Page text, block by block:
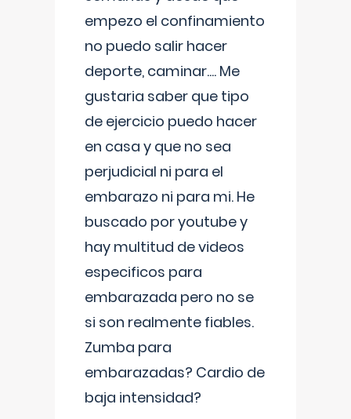
empezo el confinamiento
no puedo salir hacer
deporte, caminar.... Me
gustaria saber que tipo
de ejercicio puedo hacer
en casa y que no sea
perjudicial ni para el
embarazo ni para mi. He
buscado por youtube y
hay multitud de videos
especificos para
embarazada pero no se
si son realmente fiables.
Zumba para
embarazadas? Cardio de
baja intensidad?